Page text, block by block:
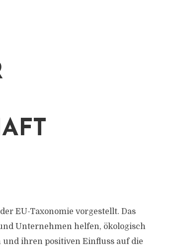
EU-Taxonomie vorgestellt. Das
Unternehmen helfen, ökologisch
ihren positiven Einfluss auf die